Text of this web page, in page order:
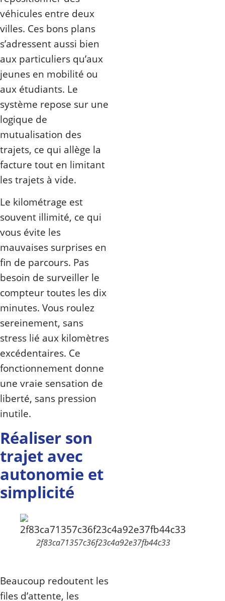
véhicules entre deux
villes. Ces bons plans
s’adressent aussi bien
aux particuliers qu’aux
jeunes en mobilité ou
aux étudiants. Le
système repose sur une
logique de
mutualisation des
trajets, ce qui allège la
facture tout en limitant
les trajets à vide.
Le kilométrage est
souvent illimité, ce qui
vous évite les
mauvaises surprises en
fin de parcours. Pas
besoin de surveiller le
compteur toutes les dix
minutes. Vous roulez
sereinement, sans
stress lié aux kilomètres
excédentaires. Ce
fonctionnement donne
une vraie sensation de
liberté, sans pression
inutile.
Réaliser son
trajet avec
autonomie et
simplicité
2f83ca71357c36f23c4a92e37fb44c33
Beaucoup redoutent les
files d’attente, les